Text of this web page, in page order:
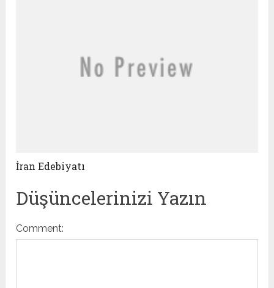
İran Edebiyatı
Düşüncelerinizi Yazın
Comment: